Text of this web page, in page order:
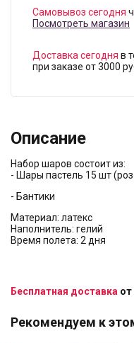
Самовывоз сегодня
Посмотреть магазин
Доставка сегодня в
при заказе от 3000
Описание
Набор шаров состоит из:
- Шары пастель 15 шт
- Бантики
Материал: латекс
Наполнитель: гелий
Время полета: 2 дня
Бесплатная доставка от
Рекомендуем к